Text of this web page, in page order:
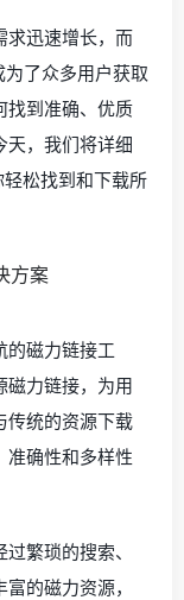
求迅速增长，而
了众多用户获取
找到准确、优质
天，我们将详细
松找到和下载所
的磁力链接工
磁力链接，为用
传统的资源下载
准确性和多样性
繁琐的搜索、
的磁力资源，